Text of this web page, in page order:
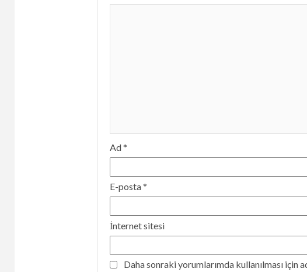
Ad*
E-posta*
İnternet sitesi
Daha sonraki yorumlarımda kullanılması için